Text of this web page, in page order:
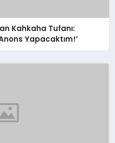
Kahkaha Tufanı:
Yapacaktım!’